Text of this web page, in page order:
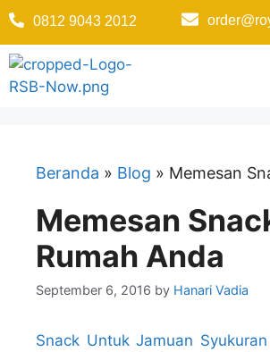
0812 9043 2012
Beranda » Blog » Memesan
Memesan
Rumah Anda
September 6, 2016 by Hanari Vadia
Snack Untuk Jamuan Syukuran